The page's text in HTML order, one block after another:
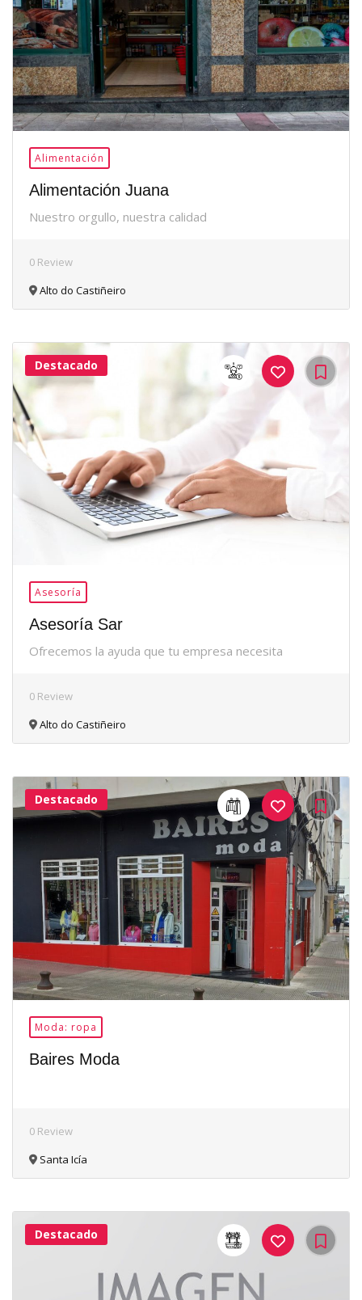
Alimentación
Alimentación Juana
Nuestro orgullo, nuestra calidad
0 Review
Alto do Castiñeiro
35Me
Gusta
Destacado
Asesoría
Asesoría Sar
Ofrecemos la ayuda que tu empresa necesita
0 Review
Alto do Castiñeiro
24Me
Gusta
Destacado
Moda: ropa
Baires Moda
0 Review
Santa Icía
41Me
Destacado